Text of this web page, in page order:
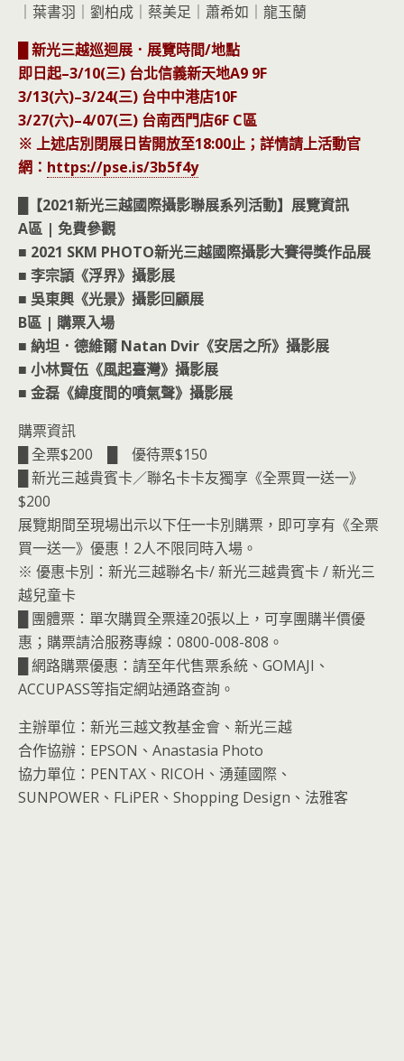
｜葉書羽｜劉柏成｜蔡美足｜蕭希如｜龍玉蘭
█ 新光三越巡迴展．展覽時間/地點
即日起–3/10(三) 台北信義新天地A9 9F
3/13(六)–3/24(三) 台中中港店10F
3/27(六)–4/07(三) 台南西門店6F C區
※ 上述店別閉展日皆開放至18:00止；詳情請上活動官
網： https://pse.is/3b5f4y
█【2021新光三越國際攝影聯展系列活動】展覽資訊
A區 | 免費參觀
■ 2021 SKM PHOTO新光三越國際攝影大賽得獎作品展
■ 李宗頴《浮界》攝影展
■ 吳東興《光景》攝影回顧展
B區 | 購票入場
■ 納坦．德維爾 Natan Dvir《安居之所》攝影展
■ 小林賢伍《風起臺灣》攝影展
■ 金磊《緯度間的噴氣聲》攝影展
購票資訊
█ 全票$200 █ 優待票$150
█ 新光三越貴賓卡／聯名卡卡友獨享《全票買一送一》
$200
展覽期間至現場出示以下任一卡別購票，即可享有《全票
買一送一》優惠！2人不限同時入場。
※ 優惠卡別：新光三越聯名卡/ 新光三越貴賓卡 / 新光三
越兒童卡
█ 團體票：單次購買全票達20張以上，可享團購半價優
惠；購票請洽服務專線：0800-008-808。
█ 網路購票優惠：請至年代售票系統、GOMAJI、
ACCUPASS等指定網站通路查詢。
主辦單位：新光三越文教基金會、新光三越
合作協辦：EPSON、Anastasia Photo
協力單位：PENTAX、RICOH、湧蓮國際、
SUNPOWER、FLiPER、Shopping Design、法雅客